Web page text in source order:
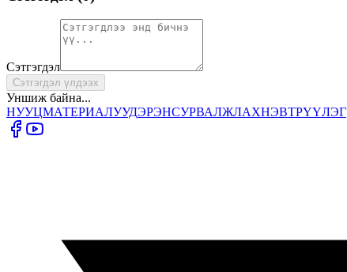
Сэтгэгдэл
Сэтгэгдэл үлдээх
Уншиж байна...
НУУЦМАТЕРИАЛУУДЭРЭНСУРВАЛЖЛАХНЭВТРҮҮЛЭГ